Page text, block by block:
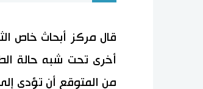
أخرى تحت شبه حالة
من المتوقع أن تؤدي إلى